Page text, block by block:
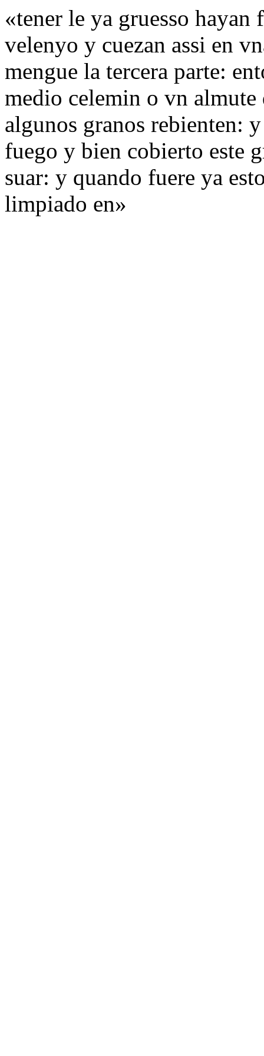
«tener le ya gruesso
velenyo y cuezan assi en
mengue la tercera parte:
medio celemin o vn almute
algunos granos rebienten:
fuego y bien cobierto este
suar: y quando fuere ya
limpiado en»